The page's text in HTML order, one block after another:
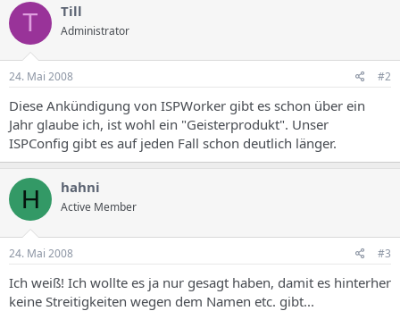
T Till
Administrator
24. Mai 2008 #2
Diese Ankündigung von ISPWorker gibt es schon über ein
Jahr glaube ich, ist wohl ein "Geisterprodukt". Unser
ISPConfig gibt es auf jeden Fall schon deutlich länger.
H hahni
Active Member
24. Mai 2008 #3
Ich weiß! Ich wollte es ja nur gesagt haben, damit es hinterher
keine Streitigkeiten wegen dem Namen etc. gibt...